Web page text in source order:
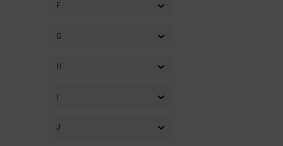
F
G
H
I
J